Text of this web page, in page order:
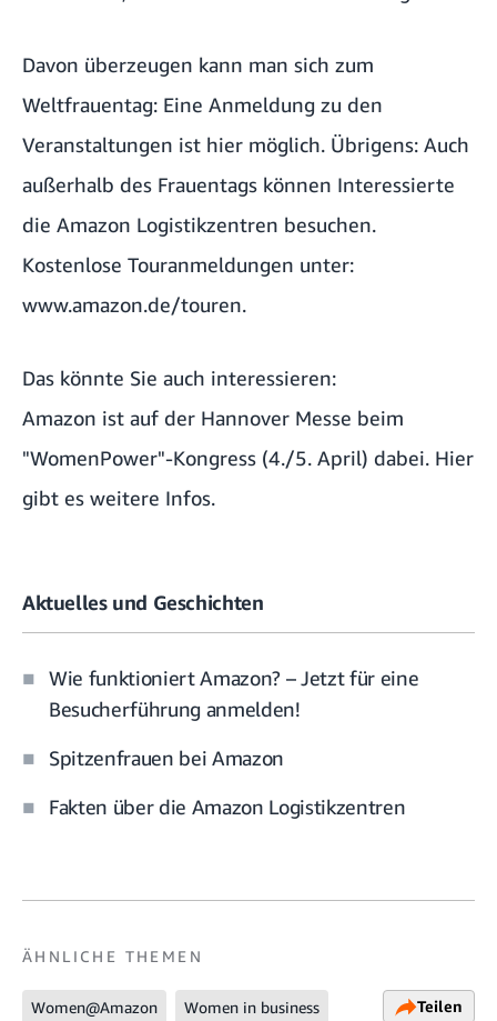
Davon überzeugen kann man sich zum
Weltfrauentag: Eine Anmeldung zu den
Veranstaltungen ist hier möglich. Übrigens: Auch
außerhalb des Frauentags können Interessierte
die Amazon Logistikzentren besuchen.
Kostenlose Touranmeldungen unter:
www.amazon.de/touren.
Das könnte Sie auch interessieren:
Amazon ist auf der Hannover Messe beim
"WomenPower"-Kongress (4./5. April) dabei. Hier
gibt es weitere Infos.
Aktuelles und Geschichten
Wie funktioniert Amazon? – Jetzt für eine
Besucherführung anmelden!
Spitzenfrauen bei Amazon
Fakten über die Amazon Logistikzentren
ÄHNLICHE THEMEN
Women@Amazon Women in business Teilen